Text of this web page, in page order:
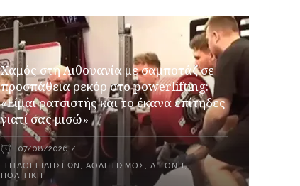
Χαμός στη Λιθουανία με σαμποτάζ σε
προσπάθεια ρεκόρ στο powerlifting:
«Είμαι ρατσιστής και το έκανα επίτηδες
γιατί σας μισώ»
07/08/2026
ΤΊΤΛΟΙ ΕΙΔΉΣΕΩΝ ,ΑΘΛΗΤΙΣΜΌΣ,ΔΙΕΘΝΉ,
ΠΟΛΙΤΙΚΉ